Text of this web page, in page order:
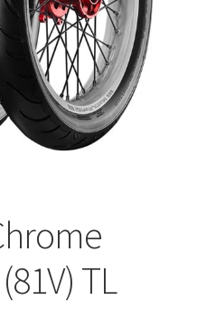
TL